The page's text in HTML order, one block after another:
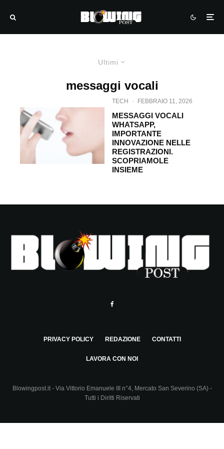
Ultimi
messaggi vocali
TECH · FEBBRAIO 11, 2026
MESSAGGI VOCALI
WHATSAPP,
IMPORTANTE
INNOVAZIONE NELLE
REGISTRAZIONI.
SCOPRIAMOLE
INSIEME
PRIVACY POLICY REDAZIONE CONTATTI
LAVORA CON NOI
Blowingpost.it - Via Vittorio Emanuele III n°4, Mercato San Severino (SA) -
Tutti i Diritti Riservati